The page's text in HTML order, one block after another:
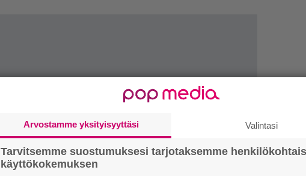
Arvostamme yksityisyyttäsi Valintasi
Tarvitsemme suostumuksesi tarjotaksemme
käyttökokemuksen